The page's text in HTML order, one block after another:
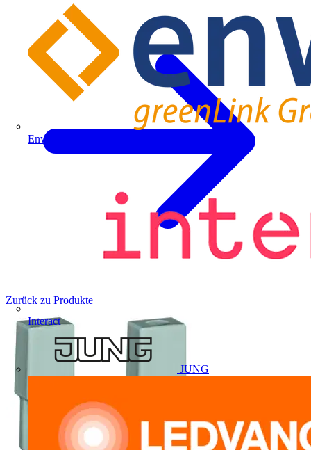
Enwitec
Interact
JUNG
Zurück zu Produkte